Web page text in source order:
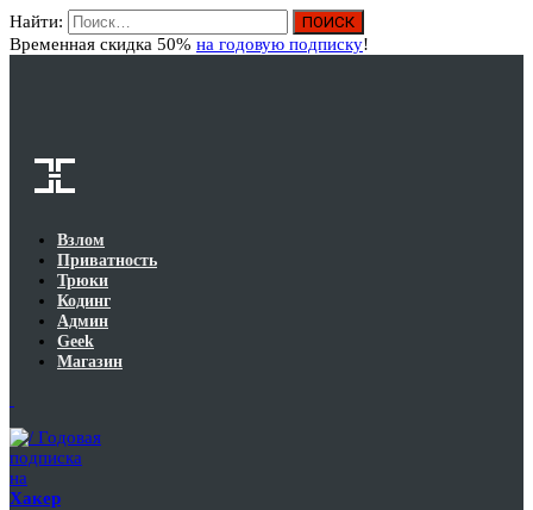
Найти:
Временная скидка 50% на годовую подписку!
Взлом
Приватность
Трюки
Кодинг
Админ
Geek
Магазин
Годовая
подписка
на
Хакер